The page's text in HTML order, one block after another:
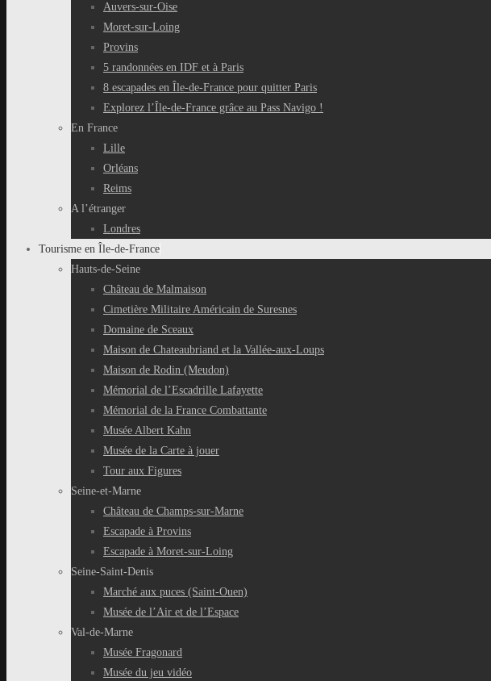
Auvers-sur-Oise
Moret-sur-Loing
Provins
5 randonnées en IDF et à Paris
8 escapades en Île-de-France pour quitter Paris
Explorez l’Île-de-France grâce au Pass Navigo !
En France
Lille
Orléans
Reims
A l’étranger
Londres
Tourisme en Île-de-France
Hauts-de-Seine
Château de Malmaison
Cimetière Militaire Américain de Suresnes
Domaine de Sceaux
Maison de Chateaubriand et la Vallée-aux-Loups
Maison de Rodin (Meudon)
Mémorial de l’Escadrille Lafayette
Mémorial de la France Combattante
Musée Albert Kahn
Musée de la Carte à jouer
Tour aux Figures
Seine-et-Marne
Château de Champs-sur-Marne
Escapade à Provins
Escapade à Moret-sur-Loing
Seine-Saint-Denis
Marché aux puces (Saint-Ouen)
Musée de l’Air et de l’Espace
Val-de-Marne
Musée Fragonard
Musée du jeu vidéo